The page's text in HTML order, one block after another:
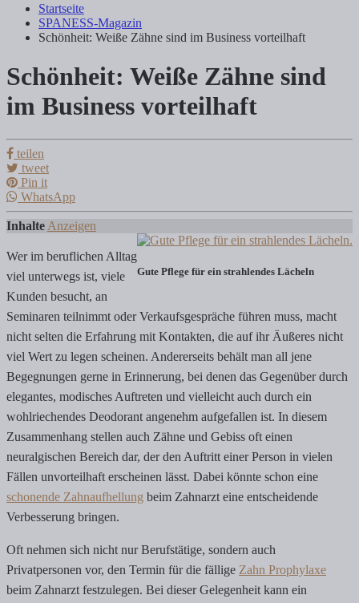
Startseite
SPANESS-Magazin
Schönheit: Weiße Zähne sind im Business vorteilhaft
Schönheit: Weiße Zähne sind im Business
Gastautor
Wer im beruflichen Alltag viel unterwegs ist, viele Kunden besucht,
Schönheit: Weiße Zähne sind
im Business vorteilhaft
teilen
tweet
Pin it
WhatsApp
Inhalte Anzeigen
Gute Pflege für ein strahlendes Lächeln
Wer im beruflichen Alltag
viel unterwegs ist, viele
Kunden besucht, an
Seminaren teilnimmt oder Verkaufsgespräche führen muss, macht
nicht selten die Erfahrung mit Kontakten, die auf ihr Äußeres nicht
viel Wert zu legen scheinen. Andererseits behält man all jene
Begegnungen gerne in Erinnerung, bei denen das Gegenüber durch
elegantes, modisches Auftreten und vielleicht auch durch ein
wohlriechendes Deodorant angenehm aufgefallen ist. In diesem
Zusammenhang stellen auch Zähne und Gebiss oft einen
neuralgischen Bereich dar, der den Auftritt einer Person in vielen
Fällen unvorteilhaft erscheinen lässt. Dabei könnte schon eine
schonende Zahnaufhellung beim Zahnarzt eine entscheidende
Verbesserung bringen.
Oft nehmen sich nicht nur Berufstätige, sondern auch
Privatpersonen vor, den Termin für die fällige Zahn Prophylaxe
beim Zahnarzt festzulegen. Bei dieser Gelegenheit kann ein